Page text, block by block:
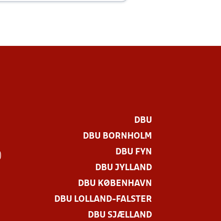
DBU
DBU BORNHOLM
DBU FYN
DBU JYLLAND
DBU KØBENHAVN
DBU LOLLAND-FALSTER
DBU SJÆLLAND